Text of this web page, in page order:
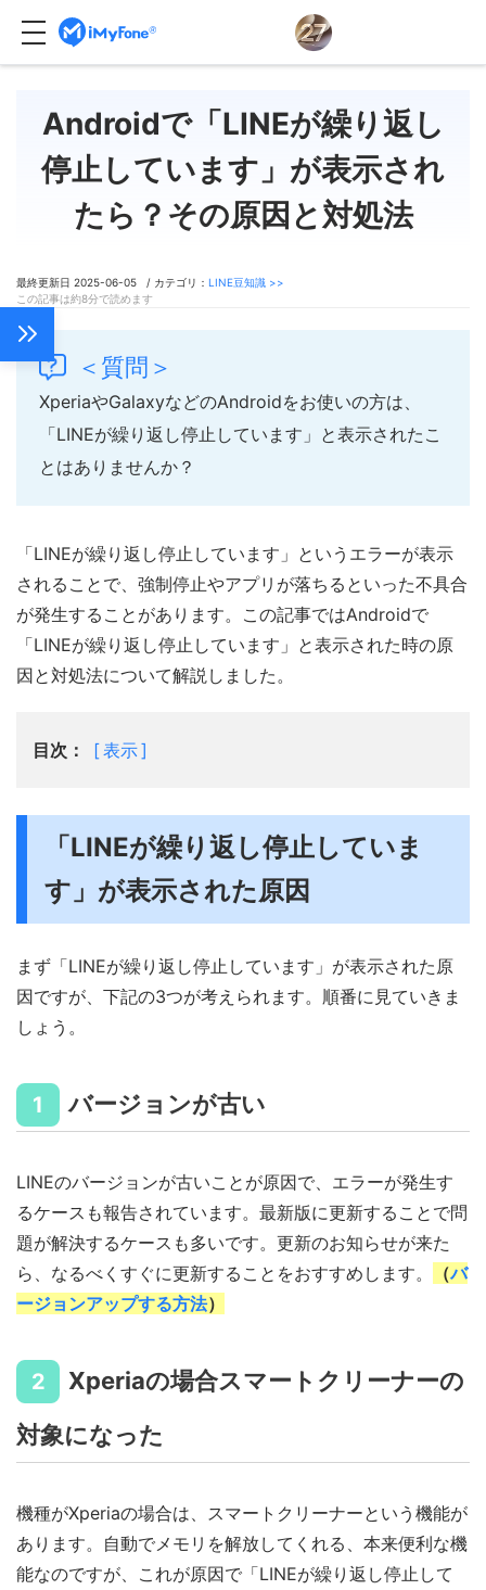
Androidで「LINEが繰り返し
停止しています」が表示され
たら？その原因と対処法
最終更新日 2025-06-05 / カテゴリ： LINE豆知識 >>
この記事は約8分で読めます
＜質問＞
XperiaやGalaxyなどのAndroidをお使いの方は、
「LINEが繰り返し停止しています」と表示されたこ
とはありませんか？
「LINEが繰り返し停止しています」というエラーが表示
されることで、強制停止やアプリが落ちるといった不具合
が発生することがあります。この記事ではAndroidで
「LINEが繰り返し停止しています」と表示された時の原
因と対処法について解説しました。
目次： 表示
「LINEが繰り返し停止していま
す」が表示された原因
まず「LINEが繰り返し停止しています」が表示された原
因ですが、下記の3つが考えられます。順番に見ていきま
しょう。
1 バージョンが古い
LINEのバージョンが古いことが原因で、エラーが発生す
るケースも報告されています。最新版に更新することで問
題が解決するケースも多いです。更新のお知らせが来た
ら、なるべくすぐに更新することをおすすめします。
（バ
ージョンアップする方法）
2
Xperiaの場合スマートクリーナーの
対象になった
機種がXperiaの場合は、スマートクリーナーという機能が
あります。自動でメモリを解放してくれる、本来便利な機
能なのですが、これが原因で「LINEが繰り返し停止して